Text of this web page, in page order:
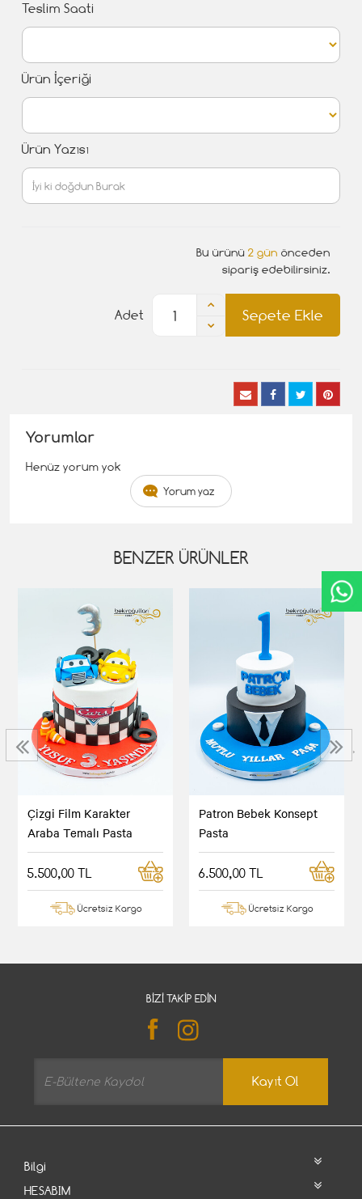
Teslim Saati
Ürün İçeriği
Ürün Yazısı
Bu ürünü 2 gün önceden
sipariş edebilirsiniz.
Sepete Ekle
Adet
Yorumlar
Henüz yorum yok
Yorum yaz
BENZER ÜRÜNLER
Çizgi Film Karakter
Araba Temalı Pasta
5.500,00 TL
Ücretsiz Kargo
Patron Bebek Konsept
Pasta
6.500,00 TL
Ücretsiz Kargo
‹ ›
BIZI TAKIP EDIN
Kayıt Ol
Bilgi
HESABIM